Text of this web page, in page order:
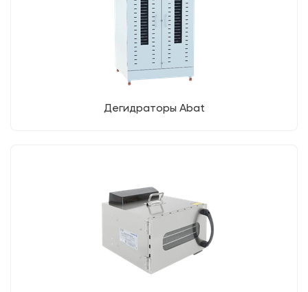
Дегидраторы Abat